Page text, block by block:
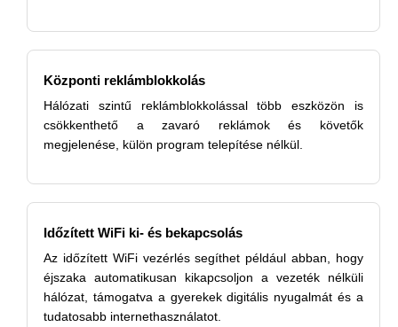
Központi reklámblokkolás
Hálózati szintű reklámblokkolással több eszközön is
csökkenthető a zavaró reklámok és követők
megjelenése, külön program telepítése nélkül.
Időzített WiFi ki- és bekapcsolás
Az időzített WiFi vezérlés segíthet például abban, hogy
éjszaka automatikusan kikapcsoljon a vezeték nélküli
hálózat, támogatva a gyerekek digitális nyugalmát és a
tudatosabb internethasználatot.